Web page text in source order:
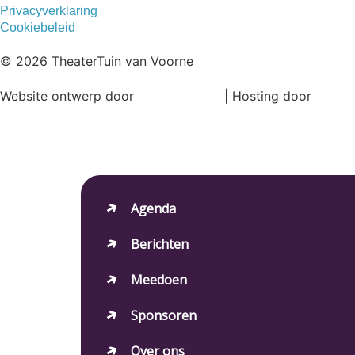
Privacyverklaring
Cookiebeleid
© 2026 TheaterTuin van Voorne
Website ontwerp door | Hosting door
Agenda
Berichten
Meedoen
Sponsoren
Over ons